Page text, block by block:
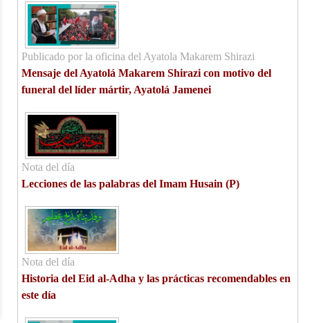
Publicado por la oficina del Ayatola Makarem Shirazi
Mensaje del Ayatolá Makarem Shirazi con motivo del
funeral del líder mártir, Ayatolá Jamenei
Nota del día
Lecciones de las palabras del Imam Husain (P)
Nota del día
Historia del Eid al-Adha y las prácticas recomendables en
este día